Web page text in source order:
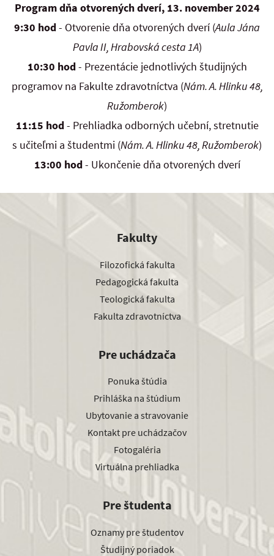
Program dňa otvorených dverí, 13. november 2024
9:30 hod- Otvorenie dňa otvorených dverí (Aula Jána
Pavla II, Hrabovská cesta 1A)
10:30 hod- Prezentácie jednotlivých študijných
programov na Fakulte zdravotníctva (Nám. A. Hlinku 48,
Ružomberok)
11:15 hod- Prehliadka odborných učební, stretnutie
s učiteľmi a študentmi (Nám. A. Hlinku 48, Ružomberok)
13:00 hod- Ukončenie dňa otvorených dverí
Fakulty
Filozofická fakulta
Pedagogická fakulta
Teologická fakulta
Fakulta zdravotníctva
Pre uchádzača
Ponuka štúdia
Prihláška na štúdium
Ubytovanie a stravovanie
Kontakt pre uchádzačov
Fotogaléria
Virtuálna prehliadka
Pre študenta
Oznamy pre študentov
Študijný poriadok